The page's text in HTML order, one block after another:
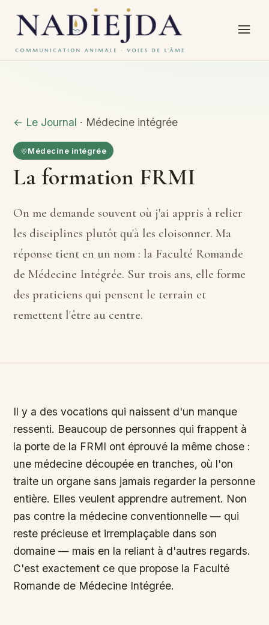
← Le Journal · Médecine intégrée
Médecine intégrée
La formation FRMI
On me demande souvent où j'ai appris à relier
les disciplines plutôt qu'à les cloisonner. Ma
réponse tient en un nom : la Faculté Romande
de Médecine Intégrée. Sur trois ans, elle forme
des praticiens qui pensent le terrain et
remettent l'être au centre.
Il y a des vocations qui naissent d'un manque
ressenti. Beaucoup de personnes qui frappent à
la porte de la FRMI ont éprouvé la même chose :
une médecine découpée en tranches, où l'on
traite un organe sans jamais regarder la personne
entière. Elles veulent apprendre autrement. Non
pas contre la médecine conventionnelle — qui
reste précieuse et irremplaçable dans son
domaine — mais en la reliant à d'autres regards.
C'est exactement ce que propose la Faculté
Romande de Médecine Intégrée.